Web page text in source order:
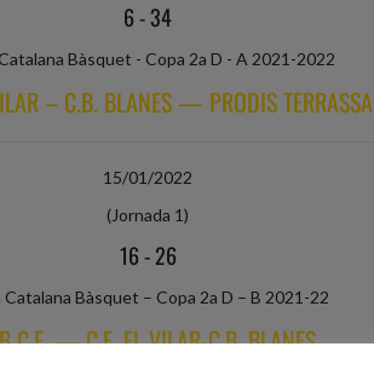
6-34
Bàsquet - Copa 2a D - A 2021-2022
– C.B. BLANES — PRODIS TERRASSA
15/01/2022
(Jornada 1)
16-26
Catalana Bàsquet – Copa 2a D – B 2021-22
C.E. — C.E. EL VILAR-C.B. BLANES